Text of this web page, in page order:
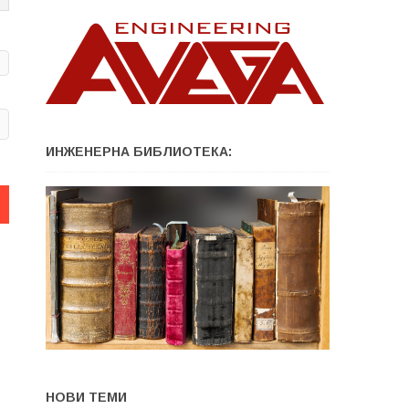
ИНЖЕНЕРНА БИБЛИОТЕКА:
НОВИ ТЕМИ